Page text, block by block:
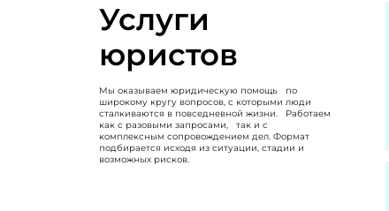
Услуги
юристов
Мы оказываем юридическую помощь по
широкому кругу вопросов, с которыми люди
сталкиваются в повседневной жизни. Работаем
как с разовыми запросами, так и с
комплексным сопровождением дел. Формат
подбирается исходя из ситуации, стадии и
возможных рисков.